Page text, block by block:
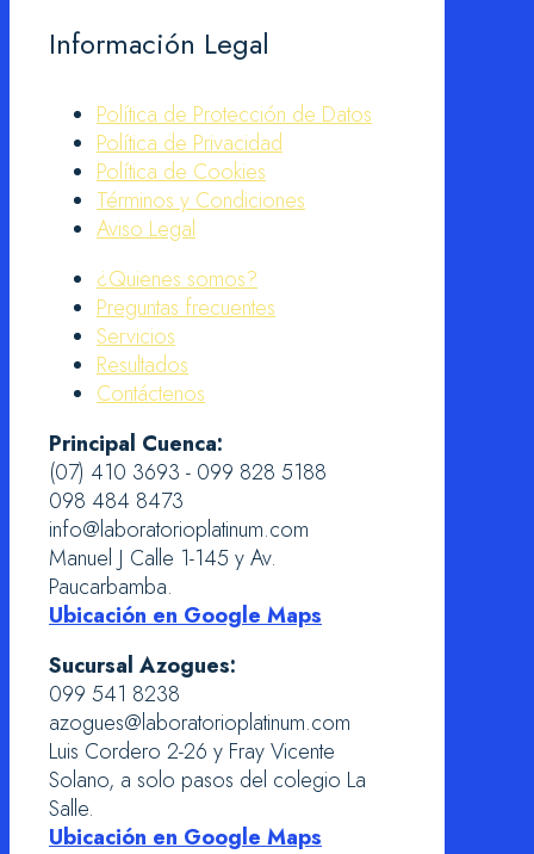
Información Legal
Política de Protección de Datos
Política de Privacidad
Política de Cookies
Términos y Condiciones
Aviso Legal
¿Quienes somos?
Preguntas frecuentes
Servicios
Resultados
Contáctenos
Principal Cuenca:
(07) 410 3693 - 099 828 5188
098 484 8473
info@laboratorioplatinum.com
Manuel J Calle 1-145 y Av.
Paucarbamba.
Ubicación en Google Maps
Sucursal Azogues:
099 541 8238
azogues@laboratorioplatinum.com
Luis Cordero 2-26 y Fray Vicente
Solano, a solo pasos del colegio La
Salle.
Ubicación en Google Maps